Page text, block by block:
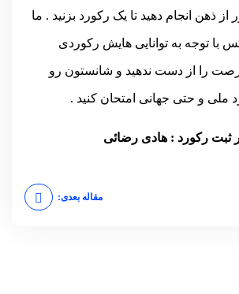
ذهن انجام دهید تا یک رکورد بزنید . ما
با توجه به توانایی هایش رکوردی
را از دست ندهید و شانستون رو
ملی و حتی جهانی امتحان کنید .
ثبت رکورد : هادی رضائی
مقاله بعدی: